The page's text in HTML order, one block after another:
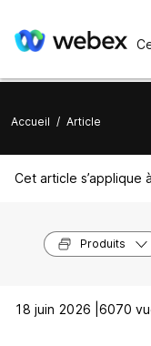
Accueil / Article
Cet article s’applique
Produits
18 juin 2026 | 6070